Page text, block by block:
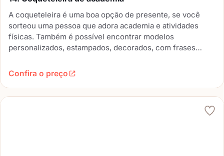
A coqueteleira é uma boa opção de presente, se você
sorteou uma pessoa que adora academia e atividades
físicas. Também é possível encontrar modelos
personalizados, estampados, decorados, com frases
e original, e arrase no presente.
Confira o preço